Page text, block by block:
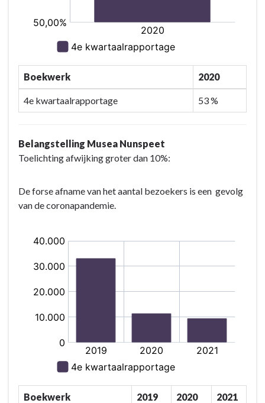
Kritische
Sport,
cultuur
recreatie
Boekwerk 2020
4e kwartaalrapportage 53 %
Belangstelling Musea Nunspeet
Toelichting afwijking groter dan 10%:
De forse afname van het aantal bezoekers is een gevolg
van de coronapandemie.
Boekwerk 2019 2020 2021